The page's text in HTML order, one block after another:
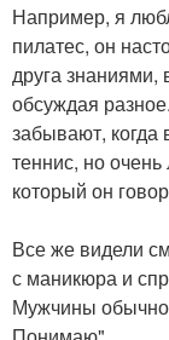
Например, я
пилатес, он
друга знаниями,
обсуждая
забывают, когда
теннис, но
который он
Все же видели
с маникюра и
Мужчины